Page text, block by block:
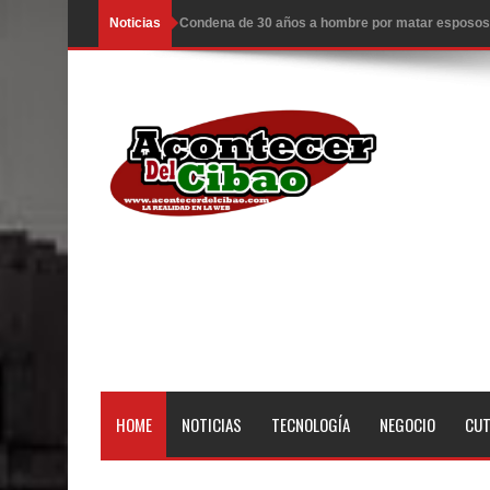
Noticias EDENORTE invierte más de 640 millones en siete
EE.UU. hace nuevos ataques a Irán; hay 3
Llegan a R. Dominicana otros 50 deportados por
Congreso estudia ley da poder al Estado para
Ambiente caluroso persistirá este miércoles con
Heridos y edificios colapsados tras terremoto de
El Poder Ejecutivo promulgó el reformado Código
HOME NOTICIAS TECNOLOGÍA NEGOCIO